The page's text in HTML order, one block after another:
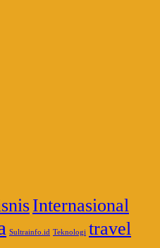
Internasional
Sultrainfo.id Teknologi travel